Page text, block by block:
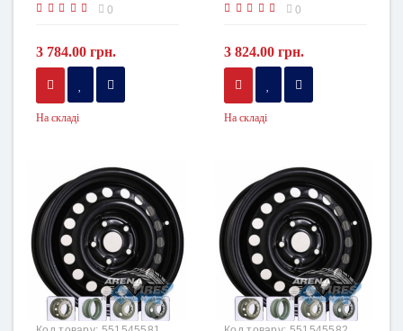
0
3 784.00 грн.
На складі
0
3 824.00 грн.
На складі